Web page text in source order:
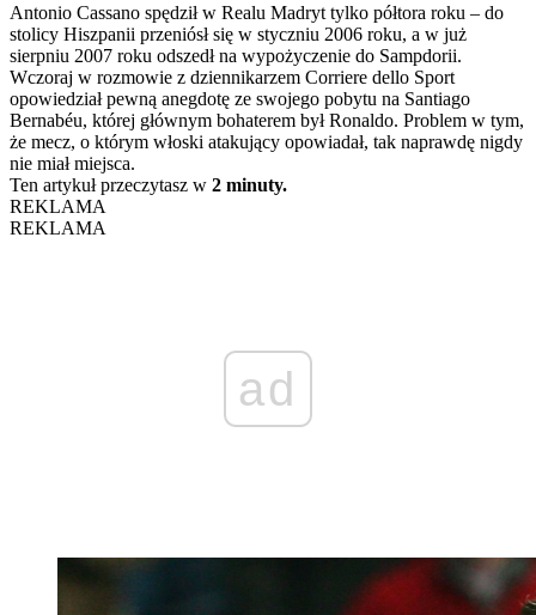
Antonio Cassano spędził w Realu Madryt tylko półtora roku – do
stolicy Hiszpanii przeniósł się w styczniu 2006 roku, a w już
sierpniu 2007 roku odszedł na wypożyczenie do Sampdorii.
Wczoraj w rozmowie z dziennikarzem Corriere dello Sport
opowiedział pewną anegdotę ze swojego pobytu na Santiago
Bernabéu, której głównym bohaterem był Ronaldo. Problem w tym,
że mecz, o którym włoski atakujący opowiadał, tak naprawdę nigdy
nie miał miejsca.
Ten artykuł przeczytasz w 2 minuty.
REKLAMA
REKLAMA
ad